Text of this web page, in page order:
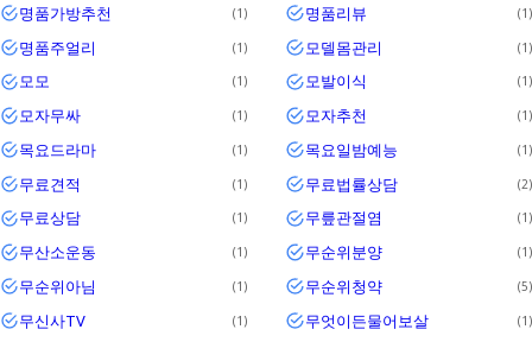
명품가방추천 1 명품리뷰 1
명품주얼리 1 모델몸관리 1
모모 1 모발이식 1
모자무싸 1 모자추천 1
목요드라마 1 목요일밤예능 1
무료견적 1 무료법률상담 2
무료상담 1 무릎관절염 1
무산소운동 1 무순위분양 1
무순위아님 1 무순위청약 5
무신사TV 1 무엇이든물어보살 1